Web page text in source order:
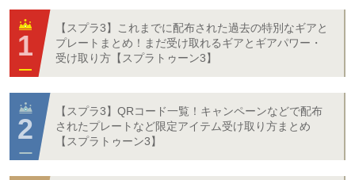
【スプラ3】これまでに配布された過去の特別なギアと
プレートまとめ！まだ受け取れるギアとギアパワー・
受け取り方【スプラトゥーン3】
【スプラ3】QRコード一覧！キャンペーンなどで配布
されたプレートなど限定アイテム受け取り方まとめ
【スプラトゥーン3】